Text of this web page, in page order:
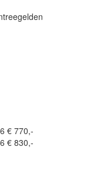
€ 770,-
€ 830,-